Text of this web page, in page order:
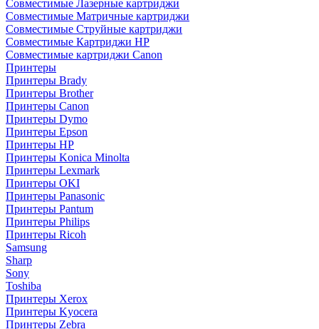
Совместимые Лазерные картриджи
Совместимые Матричные картриджи
Совместимые Струйные картриджи
Совместимые Картриджи HP
Совместимые картриджи Canon
Принтеры
Принтеры Brady
Принтеры Brother
Принтеры Canon
Принтеры Dymo
Принтеры Epson
Принтеры HP
Принтеры Konica Minolta
Принтеры Lexmark
Принтеры OKI
Принтеры Panasonic
Принтеры Pantum
Принтеры Philips
Принтеры Ricoh
Samsung
Sharp
Sony
Toshiba
Принтеры Xerox
Принтеры Kyocera
Принтеры Zebra